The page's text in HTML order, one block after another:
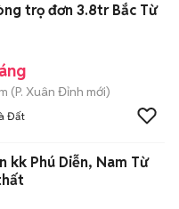
trọ đơn 3.8tr Bắc Từ
(P. Xuân Đỉnh mới)
Đất
kk Phú Diễn, Nam Từ